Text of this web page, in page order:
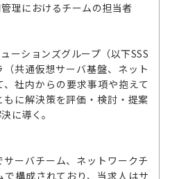
理におけるチームの担当者
ーションズグループ（以下SSS
共通仮想サーバ基盤、ネット
社内からの要求事項や抱えて
に解決策を評価・検討・提案
に導く。
ーバチーム、ネットワークチ
構成されており、当求人はサ